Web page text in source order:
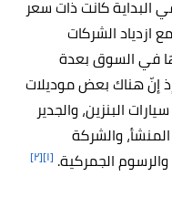
البداية كانت ذات سعر
ازدياد الشركات
في السوق بعدة
إذ إنّ هناك بعض موديلات
البنزين، والجدير
والشركة
الجمركية. [١] [٢]